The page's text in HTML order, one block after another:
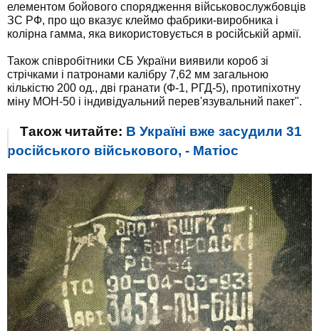
елементом бойового спорядження військовослужбовців
ЗС РФ, про що вказує клеймо фабрики-виробника і
колірна гамма, яка використовується в російській армії.
Також співробітники СБ України виявили короб зі
стрічками і патронами калібру 7,62 мм загальною
кількістю 200 од., дві гранати (Ф-1, РГД-5), протипіхотну
міну МОН-50 і індивідуальний перев'язувальний пакет".
Також читайте: В Україні вже засудили 31
російського військового, - Матіос